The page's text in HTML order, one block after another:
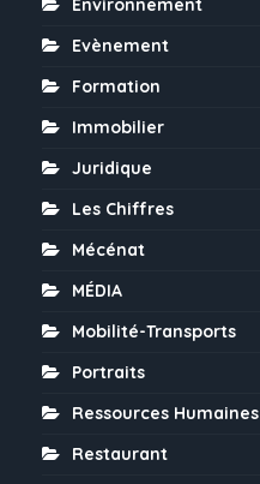
Environnement
Evènement
Formation
Immobilier
Juridique
Les Chiffres
Mécénat
MÉDIA
Mobilité-Transports
Portraits
Ressources Humaines
Restaurant